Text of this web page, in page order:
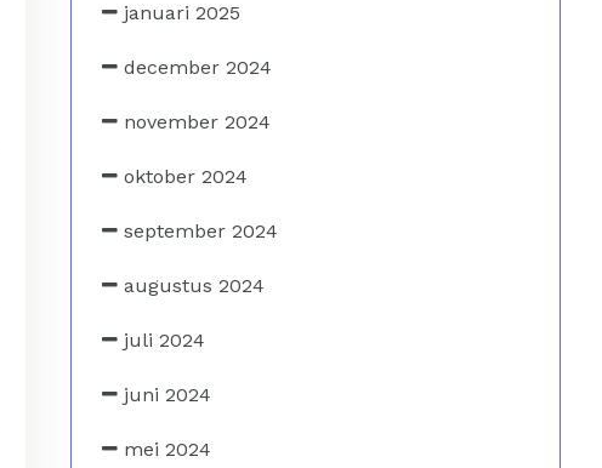
januari 2025
december 2024
november 2024
oktober 2024
september 2024
augustus 2024
juli 2024
juni 2024
mei 2024